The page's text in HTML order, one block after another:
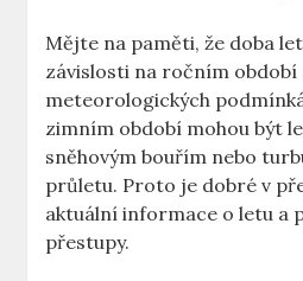
Mějte⁤ na paměti, že doba‍
závislosti na ročním období‍
meteorologických
zimním období mohou být
sněhovým‍ bouřím ⁣nebo
průletu. Proto je dobré v
aktuální informace o letu a
přestupy.